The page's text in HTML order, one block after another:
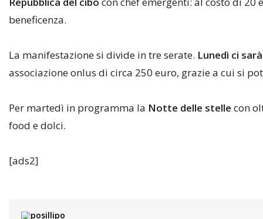
beneficenza.
La manifestazione si divide in tre serate. Lunedì ci
associazione onlus di circa 250 euro, grazie a cui si
Per martedì in programma la Notte delle stelle con
food e dolci.
[ads2]